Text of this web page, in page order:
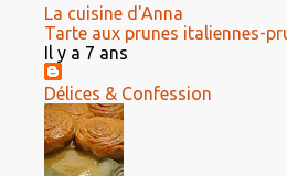
La cuisine d'Anna
Tarte aux prunes italiennes-
Il y a 7 ans
Délices & Confession